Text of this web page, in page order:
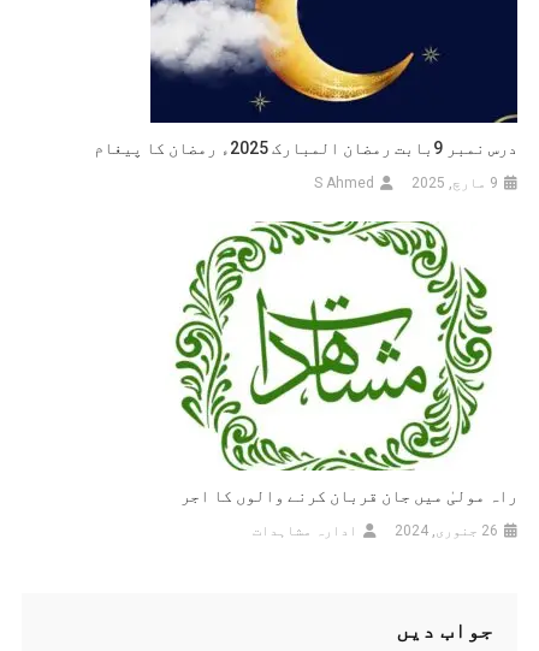
درس نمبر 9بابت رمضان المبارک 2025ء رمضان کا پیغام
9 مارچ, 2025 S Ahmed
راہ مولیٰ میں جان قربان کرنے والوں کا اجر
26 جنوری, 2024 ادارہ مشاہدات
جواب دیں